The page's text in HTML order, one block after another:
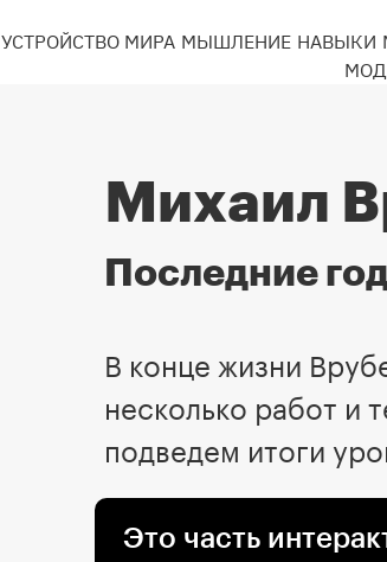
УСТРОЙСТВО МИРА МЫШЛЕНИЕ НАВЫКИ
Михаил
Последние
В конце жизни
несколько работ и
подведем итоги
Это часть